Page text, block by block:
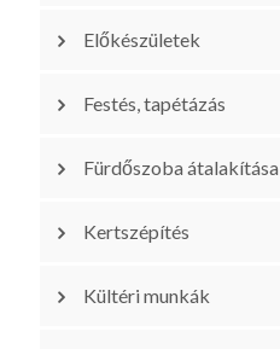
Előkészületek
Festés, tapétázás
Fürdőszoba átalakítása
Kertszépítés
Kültéri munkák